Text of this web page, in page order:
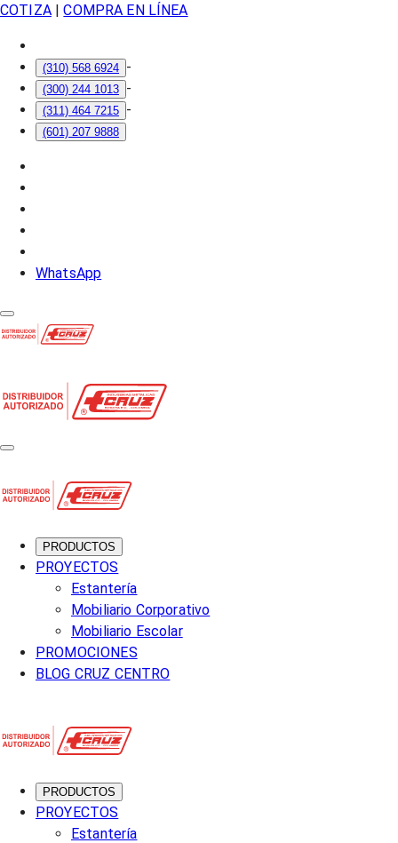
COTIZA| COMPRA EN LÍNEA
(310) 568 6924 -
(300) 244 1013 -
(311) 464 7215 -
(601) 207 9888
WhatsApp
PRODUCTOS
PROYECTOS
Estantería
Mobiliario Corporativo
Mobiliario Escolar
PROMOCIONES
BLOG CRUZ CENTRO
PRODUCTOS
PROYECTOS
Estantería